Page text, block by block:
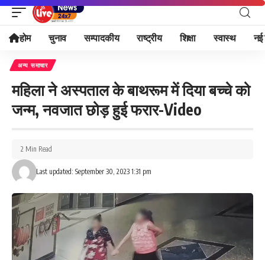
होम चुनाव सम्पादकीय राष्ट्रीय शिक्षा स्वास्थ नई
अन्य समाचार
महिला ने अस्पताल के बाथरूम में दिया बच्चे को
जन्म, नवजात छोड़ हुई फरार-Video
Last updated: September 30, 2023 1:31 pm
2 Min Read